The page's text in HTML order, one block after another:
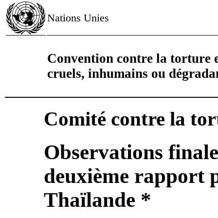
Nations Unies
Convention contre la torture
cruels, inhumains ou
Comité contre la
Observations
deuxième rapport
Thaïlande *